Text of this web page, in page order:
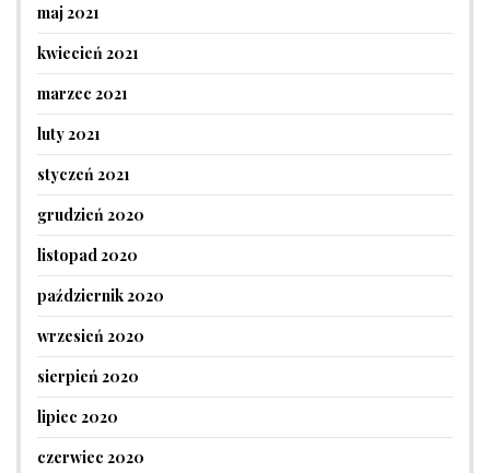
maj 2021
kwiecień 2021
marzec 2021
luty 2021
styczeń 2021
grudzień 2020
listopad 2020
październik 2020
wrzesień 2020
sierpień 2020
lipiec 2020
czerwiec 2020